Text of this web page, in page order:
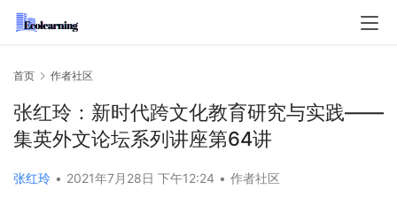
首页 作者社区
张红玲：新时代跨文化教育研究与实践——
集英外文论坛系列讲座第64讲
张红玲 • 2021年7月28日 下午12:24 • 作者社区